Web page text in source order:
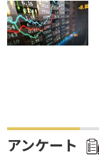
アンケート